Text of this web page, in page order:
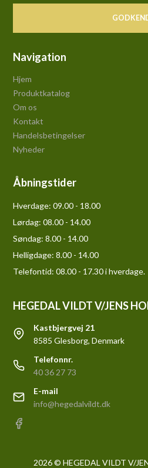
Navigation
Hjem
Produktkatalog
Om os
Kontakt
Handelsbetingelser
Nyheder
Åbningstider
Hverdage: 09.00 - 18.00
Lørdag: 08.00 - 14.00
Søndag: 8.00 - 14.00
Helligdage: 8.00 - 14.00
Telefontid: 08.00 - 17.30 i hverdage.
HEGEDAL VILDT V/JENS
Kastbjergvej 21
8585 Glesborg, Denmark
Telefonnr.
40 36 27 73
E-mail
info@hegedalvildt.dk
2026 © HEGEDAL VILDT V/